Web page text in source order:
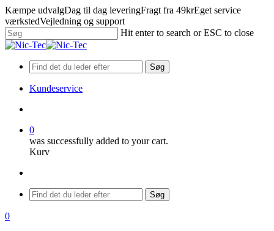
Skip
to
main
content
Kæmpe udvalgDag til dag leveringFragt fra 49krEget service
værkstedVejledning og support
Hit enter to search or ESC to close
Close
Søg
Kundeservice
0
was successfully added to your cart.
Kurv
Menu
Søg
search
0